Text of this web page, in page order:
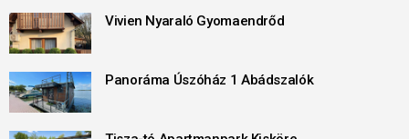
Vivien Nyaraló Gyomaendrőd
Panoráma Úszóház 1 Abádszalók